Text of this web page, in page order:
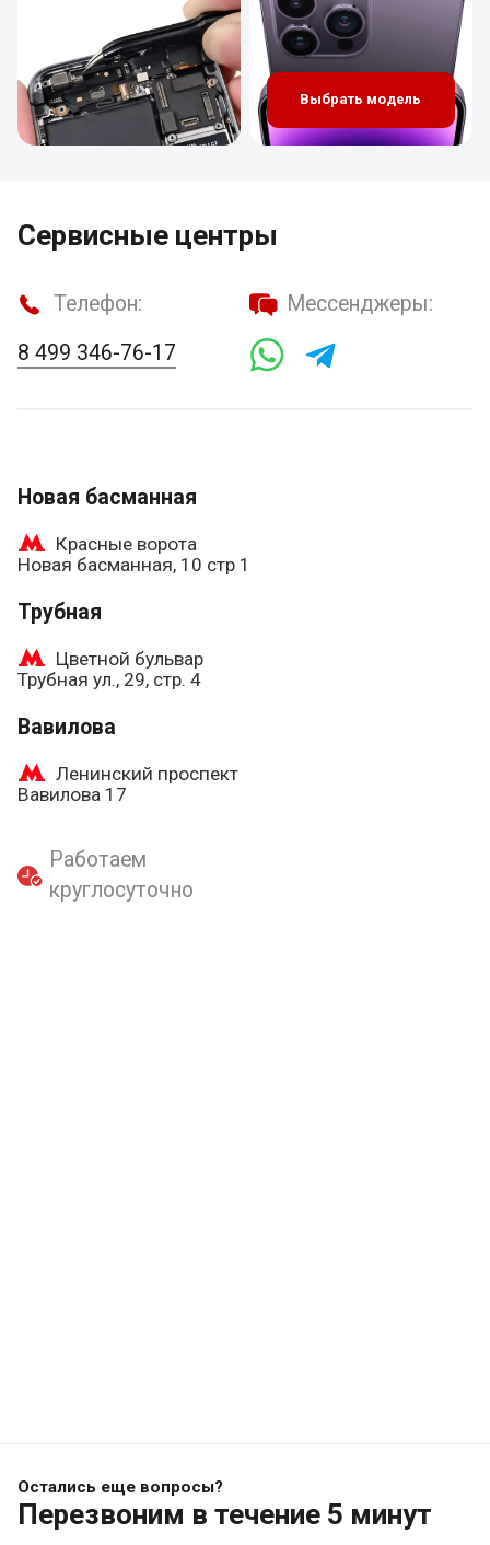
Выбрать модель
Сервисные центры
Телефон:
8 499 346-76-17
Мессенджеры:
Новая басманная
Красные ворота
Новая басманная, 10 стр 1
Трубная
Цветной бульвар
Трубная ул., 29, стр. 4
Вавилова
Ленинский проспект
Вавилова 17
Работаем
круглосуточно
Остались еще вопросы?
Перезвоним в течение 5 минут